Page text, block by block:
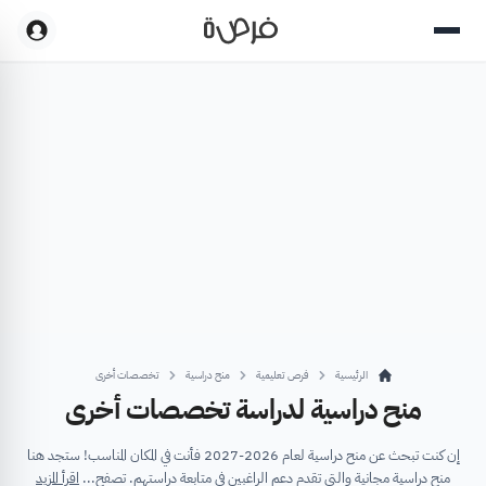
الرئيسية فرص تعليمية منح دراسية تخصصات أخرى
منح دراسية لدراسة تخصصات أخرى
إن كنت تبحث عن منح دراسية لعام 2026-2027 فأنت في المكان المناسب! ستجد هنا
منح دراسية مجانية والتي تقدم دعم الراغبين في متابعة دراستهم. تصفح... اقرأ المزيد